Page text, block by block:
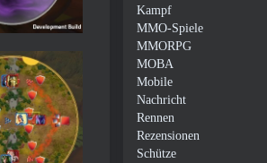
Kampf
MMO-Spiele
MMORPG
MOBA
Mobile
Nachricht
Rennen
Rezensionen
Schütze